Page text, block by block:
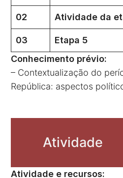
02 Atividade da
03
Etapa 5
Conhecimento prévio:
– Contextualização do
República: aspectos
Atividade
Atividade e recursos: